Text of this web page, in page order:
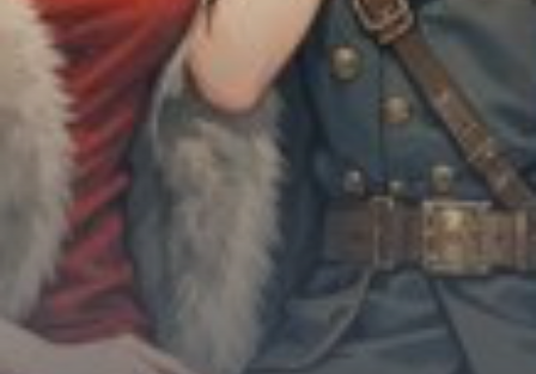
Sảng Văn
Ngược
Xuyên Không
Tiểu Thuyết
Đoản Văn
Tổng Tài
Hệ Thống
Linh Dị